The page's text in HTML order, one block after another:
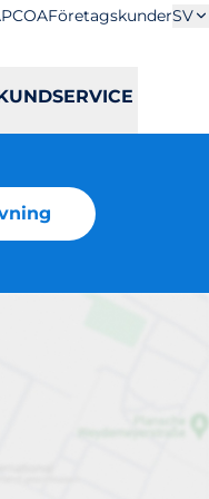
FöretagskunderSV